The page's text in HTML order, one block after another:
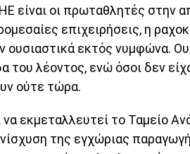
είναι οι πρωταθλητές στην
επιχειρήσεις, η
ουσιαστικά εκτός νυμφώνα.
του λέοντος, ενώ όσοι δεν
ούτε τώρα.
να εκμεταλλευτεί το Ταμείο
της εγχώριας